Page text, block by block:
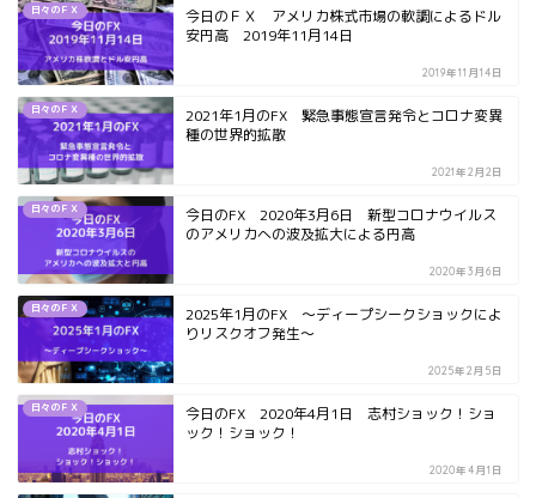
日々のＦＸ
今日のＦＸ アメリカ株式市場の軟調によるドル
安円高 2019年11月14日
2019年11月14日
日々のＦＸ
2021年1月のFX 緊急事態宣言発令とコロナ変異
種の世界的拡散
2021年2月2日
日々のＦＸ
今日のFX 2020年3月6日 新型コロナウイルス
のアメリカへの波及拡大による円高
2020年3月6日
日々のＦＸ
2025年1月のFX ～ディープシークショックによ
りリスクオフ発生～
2025年2月5日
日々のＦＸ
今日のFX 2020年4月1日 志村ショック！ショ
ック！ショック！
2020年4月1日